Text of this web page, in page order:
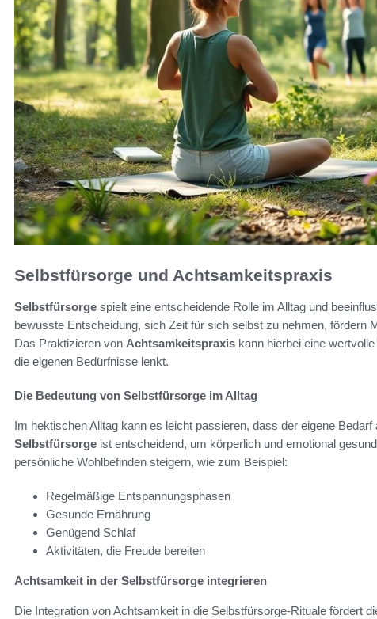
Selbstfürsorge und Achtsamkeitspraxis
Selbstfürsorge spielt eine entscheidende Rolle im Alltag und
bewusste Entscheidung, sich Zeit für sich selbst zu nehmen, fördern
Das Praktizieren von Achtsamkeitspraxis kann hierbei eine
die eigenen Bedürfnisse lenkt.
Die Bedeutung von Selbstfürsorge im Alltag
Im hektischen Alltag kann es leicht passieren, dass der eigene Bedarf
Selbstfürsorge ist entscheidend, um körperlich und emotional
persönliche Wohlbefinden steigern, wie zum Beispiel:
Regelmäßige Entspannungsphasen
Gesunde Ernährung
Genügend Schlaf
Aktivitäten, die Freude bereiten
Achtsamkeit in der Selbstfürsorge integrieren
Die Integration von Achtsamkeit in die Selbstfürsorge-Rituale fördert